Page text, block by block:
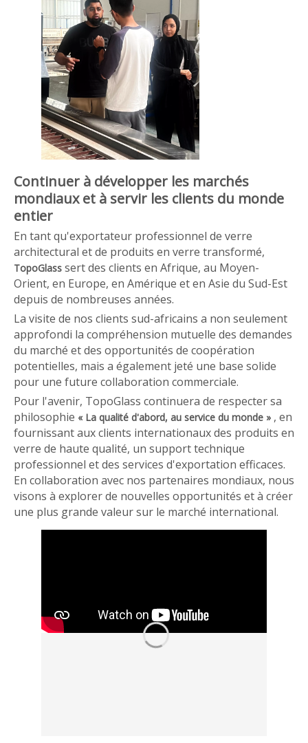
Continuer à développer les marchés
mondiaux et à servir les clients du monde
entier
En tant qu'exportateur professionnel de verre
architectural et de produits en verre transformé,
TopoGlass sert des clients en Afrique, au Moyen-
Orient, en Europe, en Amérique et en Asie du Sud-Est
depuis de nombreuses années.
La visite de nos clients sud-africains a non seulement
approfondi la compréhension mutuelle des demandes
du marché et des opportunités de coopération
potentielles, mais a également jeté une base solide
pour une future collaboration commerciale.
Pour l'avenir, TopoGlass continuera de respecter sa
philosophie « La qualité d'abord, au service du monde » , en
fournissant aux clients internationaux des produits en
verre de haute qualité, un support technique
professionnel et des services d'exportation efficaces.
En collaboration avec nos partenaires mondiaux, nous
visons à explorer de nouvelles opportunités et à créer
une plus grande valeur sur le marché international.